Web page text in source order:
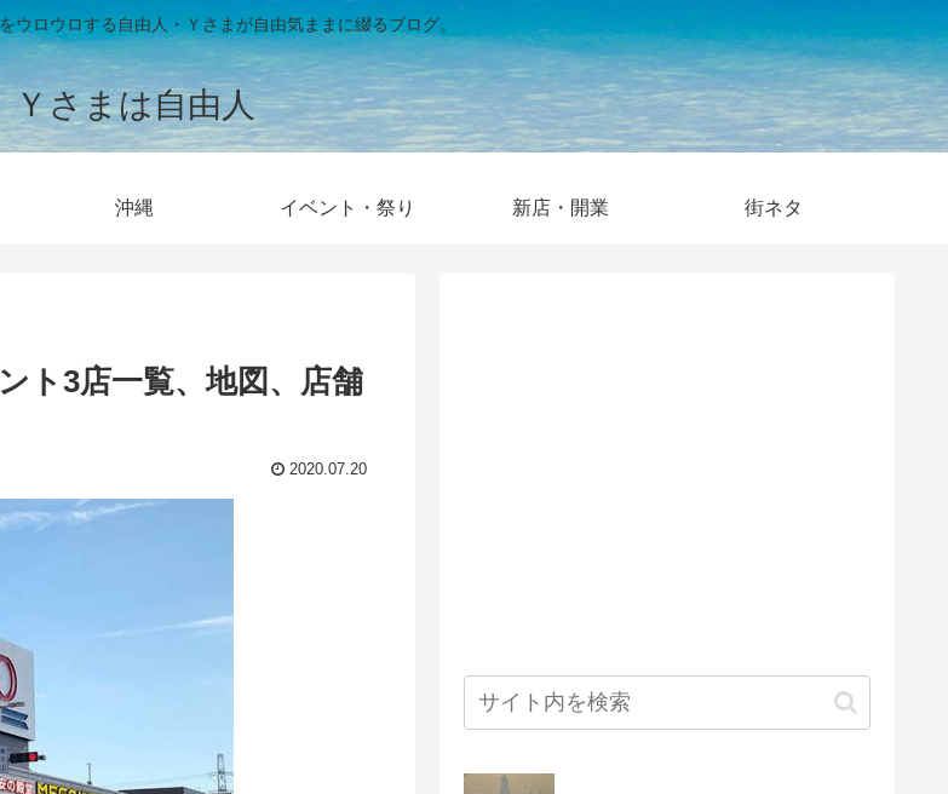
ウロウロする自由人・Ｙさまが自由気ままに綴るブログ。
Ｙさまは自由人
沖縄 イベント・祭り 新店・開業 街ネタ
ト3店一覧、地図、店舗
2020.07.20